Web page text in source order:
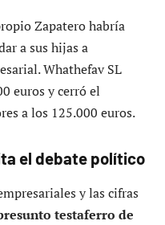
Zapatero habría
a sus hijas a
Whathefav SL
euros y cerró el
a los 125.000 euros.
el debate político
y las cifras
testaferro de